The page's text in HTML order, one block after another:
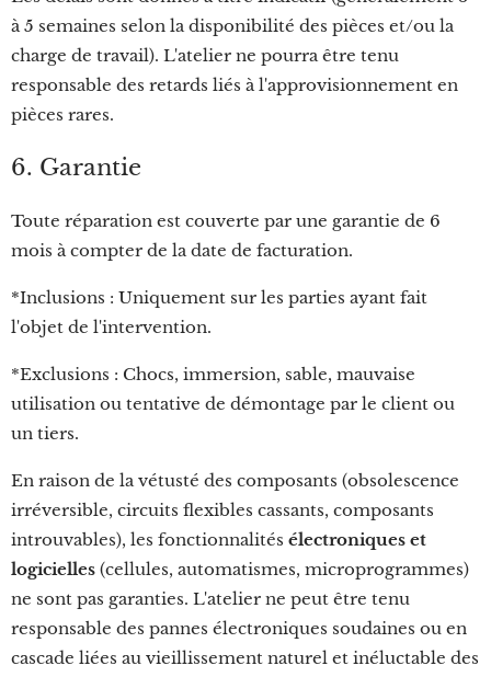
à 5 semaines selon la disponibilité des pièces et/ou la
charge de travail). L'atelier ne pourra être tenu
responsable des retards liés à l'approvisionnement en
pièces rares.
6. Garantie
Toute réparation est couverte par une garantie de 6
mois à compter de la date de facturation.
*Inclusions : Uniquement sur les parties ayant fait
l'objet de l'intervention.
*Exclusions : Chocs, immersion, sable, mauvaise
utilisation ou tentative de démontage par le client ou
un tiers.
En raison de la vétusté des composants (obsolescence
irréversible, circuits flexibles cassants, composants
introuvables), les fonctionnalités électroniques et
logicielles (cellules, automatismes, microprogrammes)
ne sont pas garanties. L'atelier ne peut être tenu
responsable des pannes électroniques soudaines ou en
cascade liées au vieillissement naturel et inéluctable des